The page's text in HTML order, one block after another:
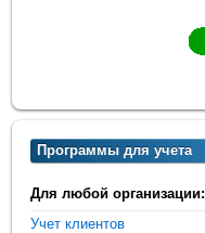
Программы для учета
Для любой организации:
Учет клиентов